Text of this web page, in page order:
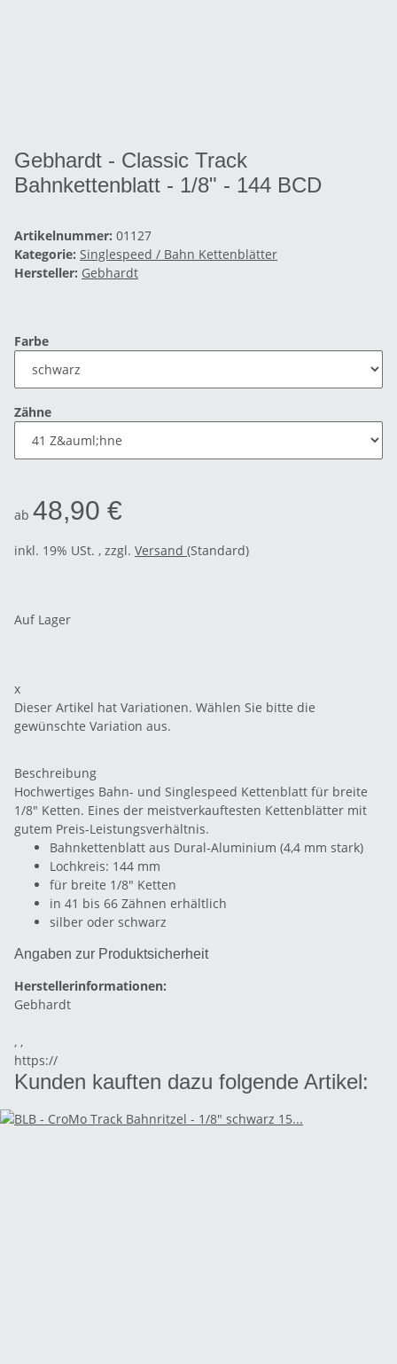
Gebhardt - Classic Track
Bahnkettenblatt - 1/8" - 144 BCD
Artikelnummer: 01127
Kategorie: Singlespeed / Bahn Kettenblätter
Hersteller: Gebhardt
Farbe
Zähne
ab 48,90 €
inkl. 19% USt. , zzgl. Versand (Standard)
Auf Lager
x
Dieser Artikel hat Variationen. Wählen Sie bitte die
gewünschte Variation aus.
Beschreibung
Hochwertiges Bahn- und Singlespeed Kettenblatt für breite
1/8" Ketten. Eines der meistverkauftesten Kettenblätter mit
gutem Preis-Leistungsverhältnis.
Bahnkettenblatt aus Dural-Aluminium (4,4 mm stark)
Lochkreis: 144 mm
für breite 1/8" Ketten
in 41 bis 66 Zähnen erhältlich
silber oder schwarz
Angaben zur Produktsicherheit
Herstellerinformationen:
Gebhardt
, ,
https://
Kunden kauften dazu folgende Artikel: